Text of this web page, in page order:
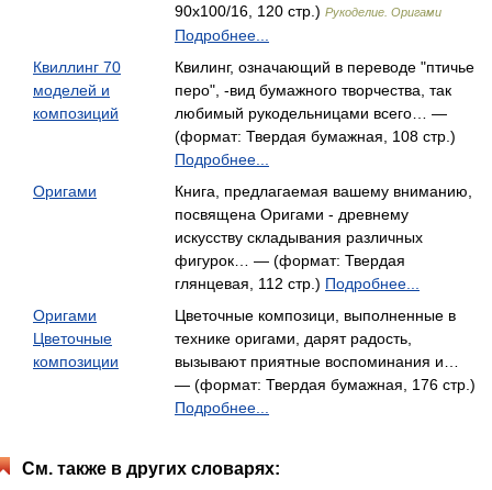
90x100/16, 120 стр.) Рукоделие. Оригами
Подробнее...
Квиллинг 70
моделей и
композиций
Квилинг, означающий в переводе "птичье
перо", -вид бумажного творчества, так
любимый рукодельницами всего… —
(формат: Твердая бумажная, 108 стр.)
Подробнее...
Оригами
Книга, предлагаемая вашему вниманию,
посвящена Оригами - древнему
искусству складывания различных
фигурок… — (формат: Твердая
глянцевая, 112 стр.) Подробнее...
Оригами
Цветочные
композиции
Цветочные композици, выполненные в
технике оригами, дарят радость,
вызывают приятные воспоминания и…
— (формат: Твердая бумажная, 176 стр.)
Подробнее...
См. также в других словарях: